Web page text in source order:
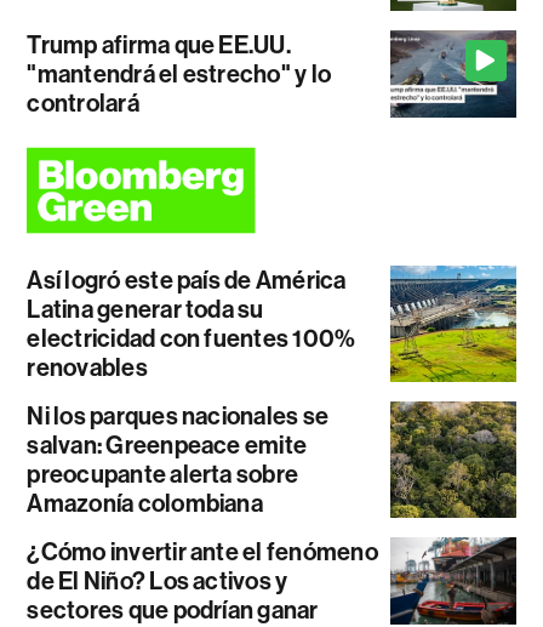
Trump afirma que EE.UU.
"mantendrá el estrecho" y lo
controlará
Así logró este país de América
Latina generar toda su
electricidad con fuentes 100%
renovables
Ni los parques nacionales se
salvan: Greenpeace emite
preocupante alerta sobre
Amazonía colombiana
¿Cómo invertir ante el fenómeno
de El Niño? Los activos y
sectores que podrían ganar